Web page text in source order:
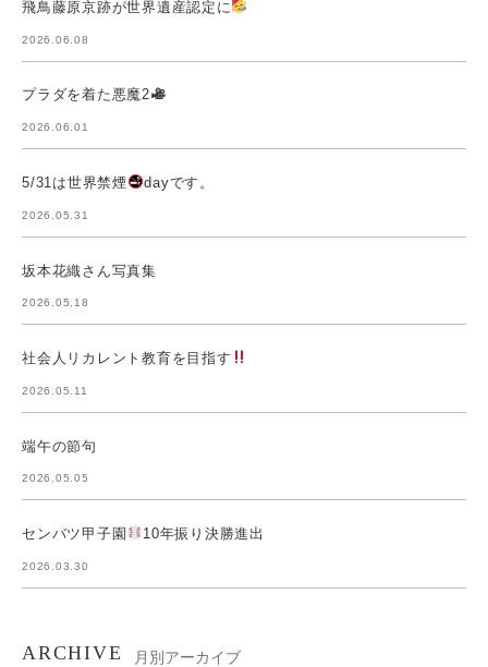
飛鳥藤原京跡が世界遺産認定に
2026.06.08
プラダを着た悪魔2
2026.06.01
5/31は世界禁煙 dayです。
2026.05.31
坂本花織さん写真集
2026.05.18
社会人リカレント教育を目指す
2026.05.11
端午の節句
2026.05.05
センバツ甲子園 10年振り決勝進出
2026.03.30
ARCHIVE 月別アーカイブ